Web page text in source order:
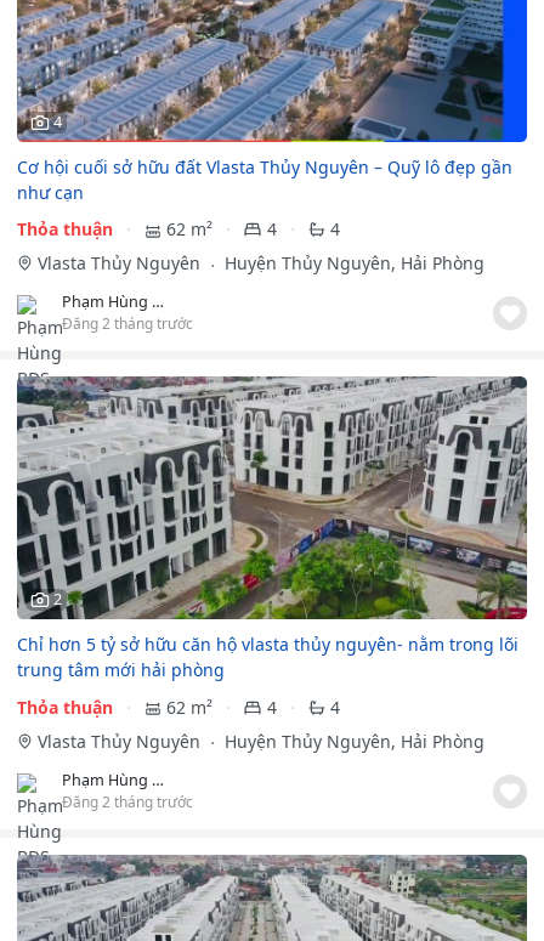
4
Cơ hội cuối sở hữu đất Vlasta Thủy Nguyên – Quỹ lô đẹp gần
như cạn
Thỏa thuận
62 m² 4
4
Vlasta Thủy Nguyên
Huyện Thủy Nguyên, Hải Phòng
Phạm Hùng BĐS
Đăng 2 tháng trước
2
Chỉ hơn 5 tỷ sở hữu căn hộ vlasta thủy nguyên- nằm trong lõi
trung tâm mới hải phòng
Thỏa thuận
62 m² 4
4
Vlasta Thủy Nguyên
Huyện Thủy Nguyên, Hải Phòng
Phạm Hùng BĐS
Đăng 2 tháng trước